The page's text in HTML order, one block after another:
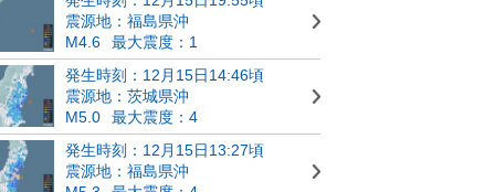
震源地：福島県沖
M4.6
最大震度：1
発生時刻：12月15日14:46頃
震源地：茨城県沖
M5.0
最大震度：4
発生時刻：12月15日13:27頃
震源地：福島県沖